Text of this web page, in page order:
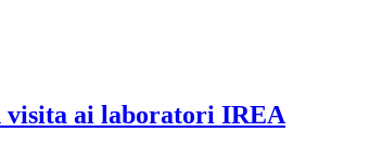
visita ai laboratori IREA